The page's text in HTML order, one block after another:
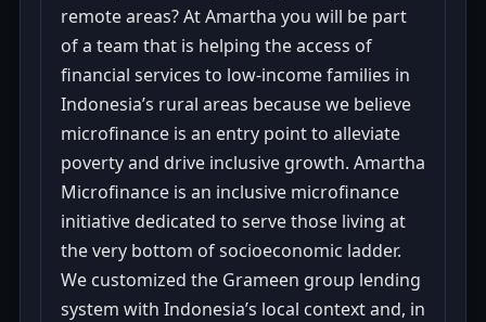
remote areas? At Amartha you will be part
of a team that is helping the access of
financial services to low-income families in
Indonesia’s rural areas because we believe
microfinance is an entry point to alleviate
poverty and drive inclusive growth. Amartha
Microfinance is an inclusive microfinance
initiative dedicated to serve those living at
the very bottom of socioeconomic ladder.
We customized the Grameen group lending
system with Indonesia’s local context and, in